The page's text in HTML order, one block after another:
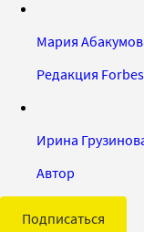
Мария
Редакция Forbes
Ирина
Автор
Подписаться